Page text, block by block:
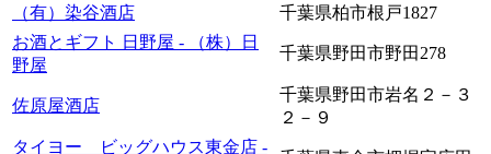
（有）染谷酒店
千葉県柏市根戸1827
お酒とギフト 日野屋 - （株）日
野屋
千葉県野田市野田278
佐原屋酒店
千葉県野田市岩名２－３
２－９
タイヨー ビッグハウス東金店 -